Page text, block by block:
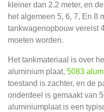
kleiner dan 2.2 meter, en
het algemeen 5, 6, 7, En 8
tankwagenopbouw vereist
moeten worden.
Het tankmateriaal is over
aluminium plaat, 5083
toestand is zachter, en de
onderdeel is gemaakt van
aluminiumplaat is een